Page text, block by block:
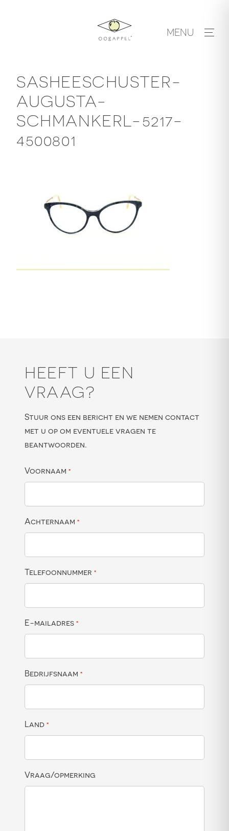
MENU
SASHEESCHUSTER-
AUGUSTA-
SCHMANKERL-5217-
4500801
HEEFT U EEN
VRAAG?
Stuur ons een bericht en we nemen contact
met u op om eventuele vragen te
beantwoorden.
Voornaam *
Achternaam *
Telefoonnummer *
E-mailadres *
Bedrijfsnaam *
Land *
Vraag/opmerking